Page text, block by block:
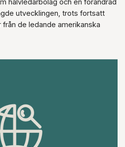
utvecklingen, trots fortsatt
de ledande amerikanska